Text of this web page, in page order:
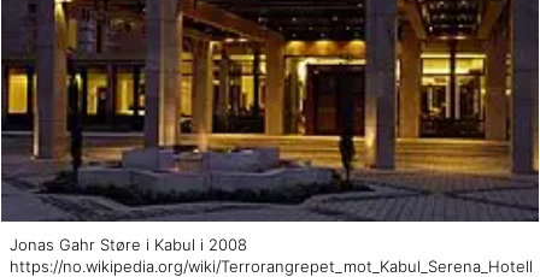
Jonas Gahr Støre i Kabul i 2008
https://no.wikipedia.org/wiki/Terrorangrepet_mot_Kabul_Serena_Hotell